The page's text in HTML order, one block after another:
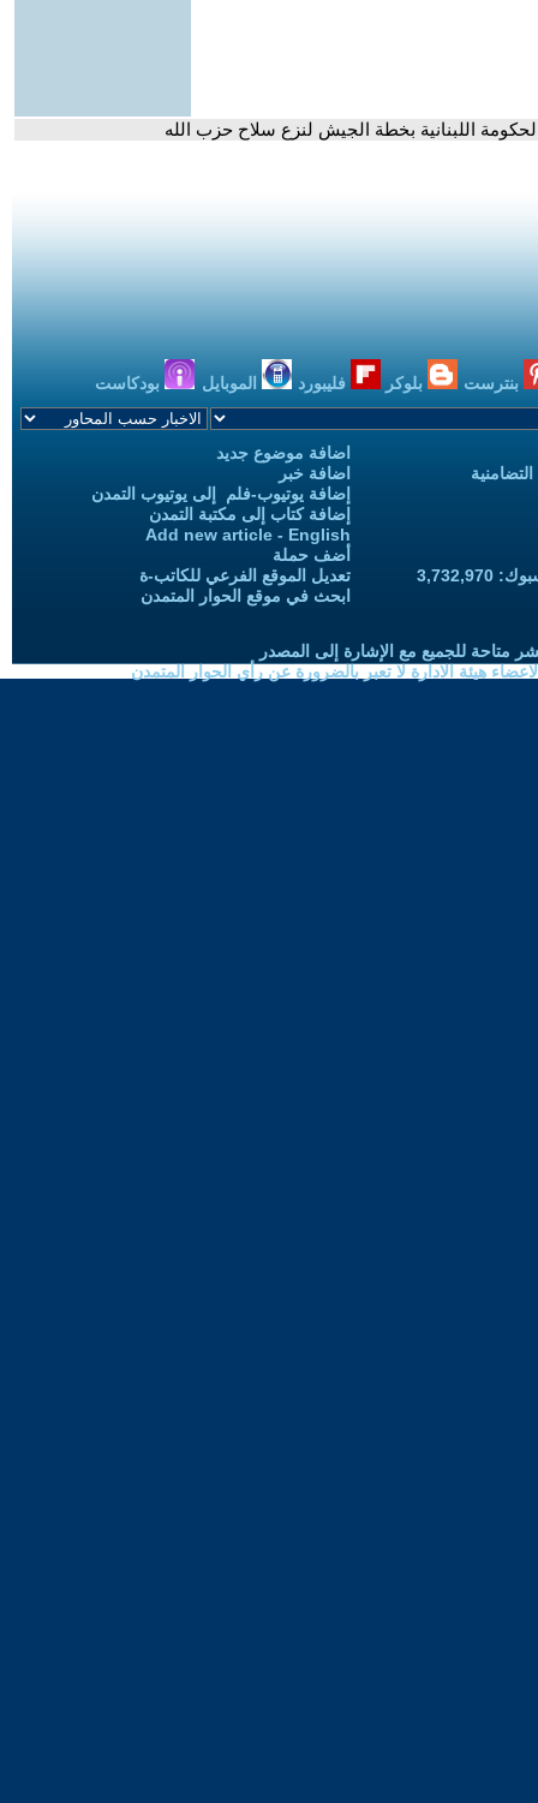
اللبنانية بخطة الجيش لنزع سلاح حزب الله
بنترست بلوكر فليبورد الموبايل بودكاست
اضافة موضوع جديد
اضافة خبر
إضافة يوتيوب-فلم إلى يوتيوب التمدن
إضافة كتاب إلى مكتبة التمدن
Add new article - English
أضف حملة
تعديل الموقع الفرعي للكاتب-ة
ابحث في موقع الحوار المتمدن
متاحة للجميع مع الإشارة إلى المصدر
هيئة الادارة لا تعبر بالضرورة عن رأي الحوار المتمدن